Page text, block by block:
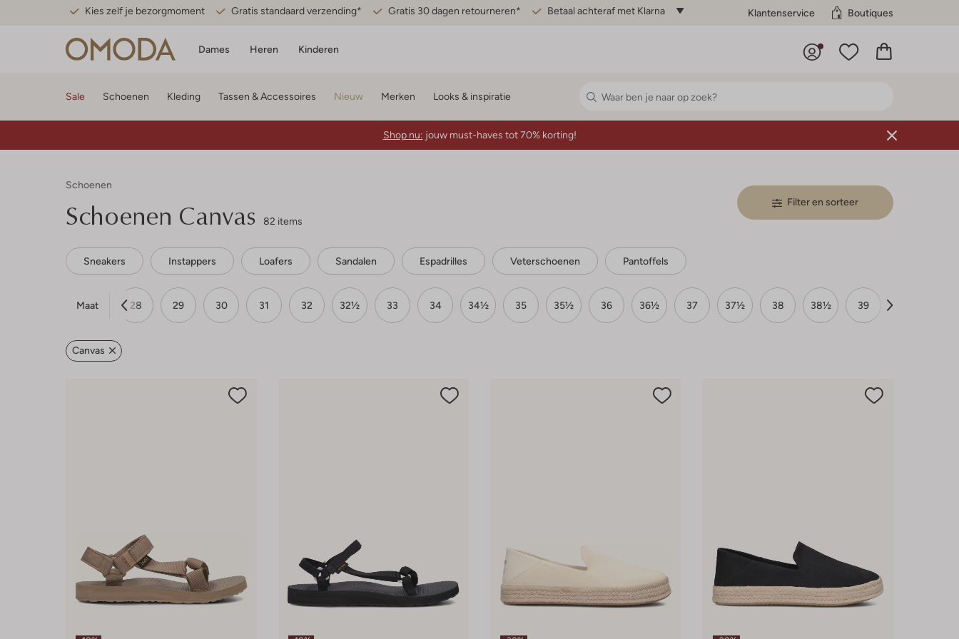
Kies zelf je bezorgmoment Gratis standaard verzending* Gratis 30 dagen retourneren* Betaal achteraf met Klarna Klantenservice Boutiques
Dames Heren Kinderen
Sale Schoenen Kleding Tassen & Accessoires Nieuw Merken Looks & inspiratie
Shop nu: jouw must-haves tot 70% korting!
Schoenen
Schoenen Canvas 82 items
Filter en sorteer
Sneakers Instappers Loafers Sandalen Espadrilles Veterschoenen Pantoffels
Maat
27 28 29 30 31 32 32½ 33 34 34½ 35 35½ 36 36½ 37 37½ 38 38½ 39
Canvas